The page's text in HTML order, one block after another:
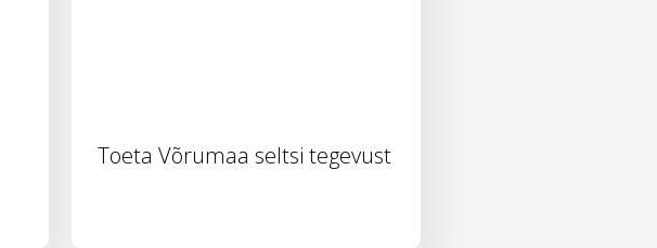
Toeta Võrumaa seltsi tegevust